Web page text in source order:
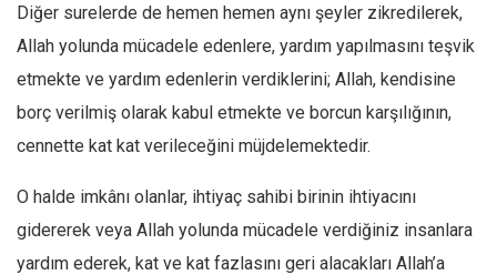
Diğer surelerde de hemen hemen aynı şeyler zikredilerek,
Allah yolunda mücadele edenlere, yardım yapılmasını teşvik
etmekte ve yardım edenlerin verdiklerini; Allah, kendisine
borç verilmiş olarak kabul etmekte ve borcun karşılığının,
cennette kat kat verileceğini müjdelemektedir.
O halde imkânı olanlar, ihtiyaç sahibi birinin ihtiyacını
gidererek veya Allah yolunda mücadele verdiğiniz insanlara
yardım ederek, kat ve kat fazlasını geri alacakları Allah’a